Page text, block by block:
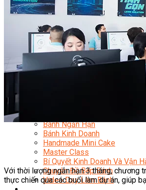
Học Làm Kem
Học Pha Chế Trà Sữa
Chuyên Đề Pha Chế
Video Dạy Pha Chế
Làm Bánh
Nghiệp Vụ Bếp Trưởng Bếp
Nghiệp Vụ Bếp Bánh Quốc Tế
Nghiệp Vụ Quản Lý Bếp Bánh
Bánh Ngắn Hạn
Bánh Kinh Doanh
Handmade Mini Cake
Master Class
Bí Quyết Kinh Doanh Và Vận
Chuyên Đề Bếp Bánh
Video Dạy Làm Bánh
Với thời lượng ngắn hạn 3 tháng, chương
thực chiến qua các buổi làm dự án, giúp